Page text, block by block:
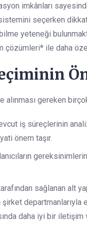
imkânları
seçerken
yeteneği
çözümleri* ile daha
gereken
iş süreçlerinin
önem taşır.
sağlanan alt
şirket
daha iyi bir